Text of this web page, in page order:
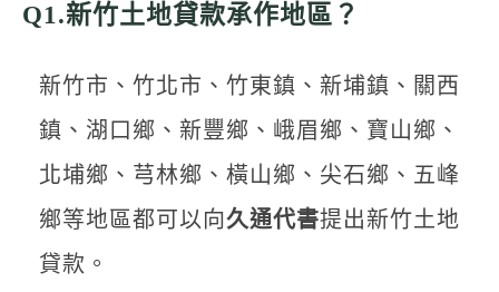
Q1.新竹土地貸款承作地區？
新竹市、竹北市、竹東鎮、新埔鎮、關西
鎮、湖口鄉、新豐鄉、峨眉鄉、寶山鄉、
北埔鄉、芎林鄉、橫山鄉、尖石鄉、五峰
鄉等地區都可以向久通代書提出新竹土地
貸款。